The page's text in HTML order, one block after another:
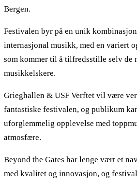
Bergen.
Festivalen byr på en unik
internasjonal musikk, med en variert
som kommer til å tilfredsstille selv de
musikkelskere.
Grieghallen & USF Verftet vil være
fantastiske festivalen, og publikum
uforglemmelig opplevelse med
atmosfære.
Beyond the Gates har lenge vært et
med kvalitet og innovasjon, og